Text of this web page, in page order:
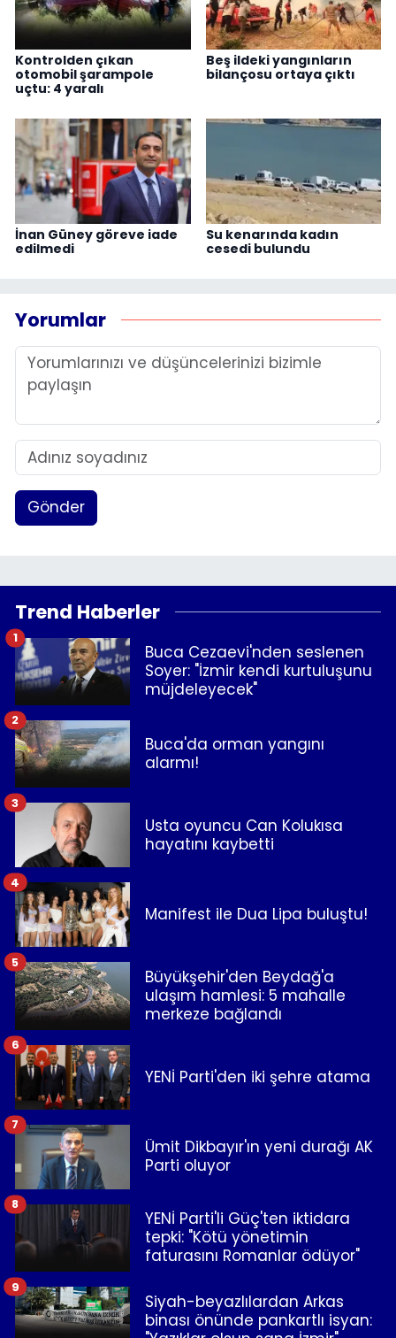
Kontrolden çıkan
otomobil şarampole
uçtu: 4 yaralı
Beş ildeki yangınların
bilançosu ortaya çıktı
İnan Güney göreve iade
edilmedi
Su kenarında kadın
cesedi bulundu
Yorumlar
Gönder
Trend Haberler
Buca Cezaevi'nden seslenen
Soyer: "İzmir kendi kurtuluşunu
müjdeleyecek"
1
Buca'da orman yangını
alarmı!
2
Usta oyuncu Can Kolukısa
hayatını kaybetti
3
Manifest ile Dua Lipa buluştu!
4
Büyükşehir'den Beydağ'a
ulaşım hamlesi: 5 mahalle
merkeze bağlandı
5
YENİ Parti'den iki şehre atama
6
Ümit Dikbayır'ın yeni durağı AK
Parti oluyor
7
YENİ Parti'li Güç'ten iktidara
tepki: "Kötü yönetimin
faturasını Romanlar ödüyor"
8
Siyah-beyazlılardan Arkas
binası önünde pankartlı isyan:
9